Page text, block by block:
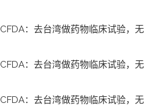
CFDA：去台湾做药物临床试验，无
CFDA：去台湾做药物临床试验，无
CFDA：去台湾做药物临床试验，无